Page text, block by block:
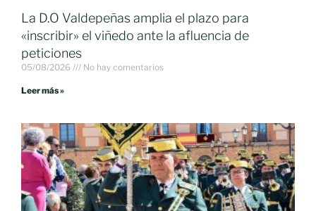
La D.O Valdepeñas amplia el plazo para
«inscribir» el viñedo ante la afluencia de
peticiones
05/08/2026 No hay comentarios
Leer más »